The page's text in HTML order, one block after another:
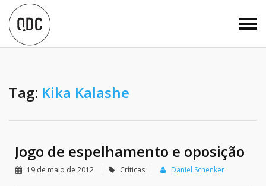
Tag: Kika Kalashe
Jogo de espelhamento e oposição
19 de maio de 2012 Críticas Daniel Schenker